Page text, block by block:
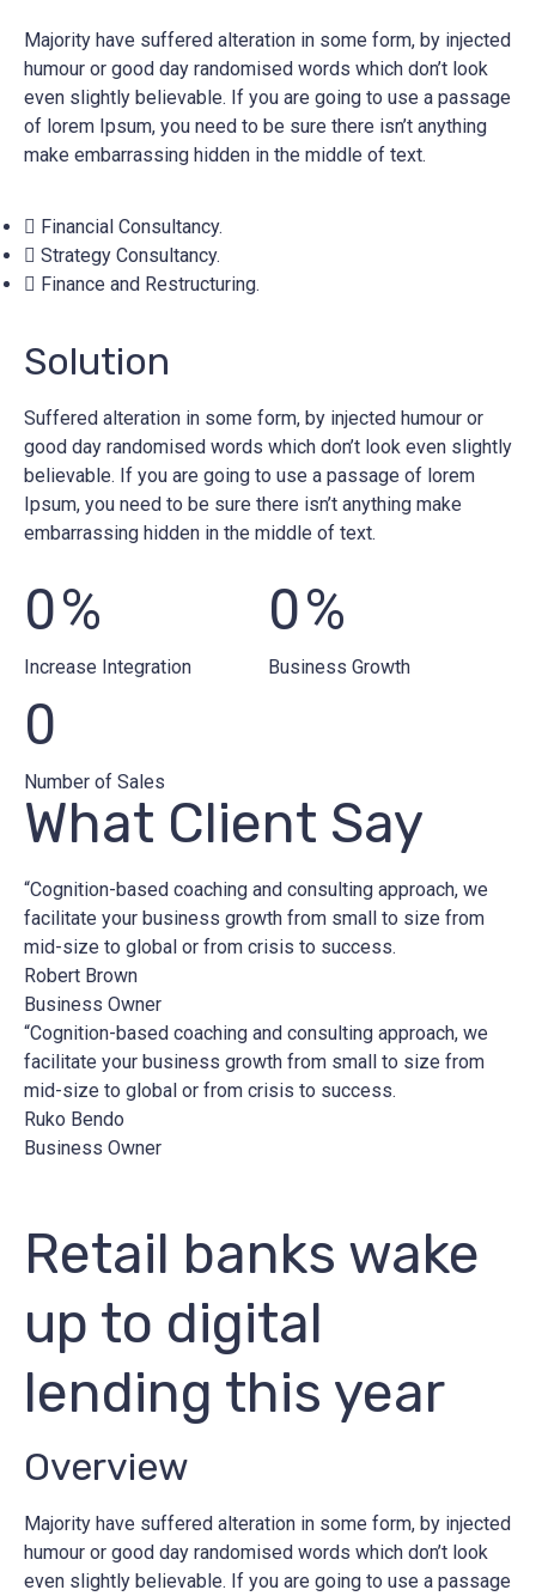
Majority have suffered alteration in some form, by injected
humour or good day randomised words which don’t look
even slightly believable. If you are going to use a passage
of lorem Ipsum, you need to be sure there isn’t anything
make embarrassing hidden in the middle of text.
Financial Consultancy.
Strategy Consultancy.
Finance and Restructuring.
Solution
Suffered alteration in some form, by injected humour or
good day randomised words which don’t look even slightly
believable. If you are going to use a passage of lorem
Ipsum, you need to be sure there isn’t anything make
embarrassing hidden in the middle of text.
0%
Increase Integration
0%
Business Growth
0
Number of Sales
What Client Say
“Cognition-based coaching and consulting approach, we
facilitate your business growth from small to size from
mid-size to global or from crisis to success.
Robert Brown
Business Owner
“Cognition-based coaching and consulting approach, we
facilitate your business growth from small to size from
mid-size to global or from crisis to success.
Ruko Bendo
Business Owner
Retail banks wake
up to digital
lending this year
Overview
Majority have suffered alteration in some form, by injected
humour or good day randomised words which don’t look
even slightly believable. If you are going to use a passage